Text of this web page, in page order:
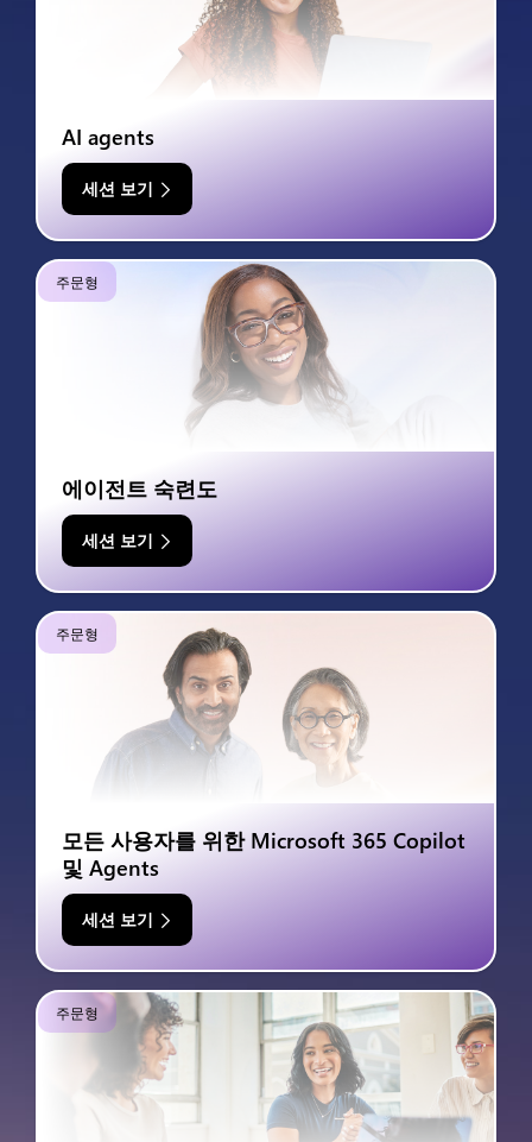
AI agents
세션 보기
주문형
에이전트 숙련도
세션 보기
주문형
모든 사용자를 위한 Microsoft 365 Copilot
및 Agents
세션 보기
주문형